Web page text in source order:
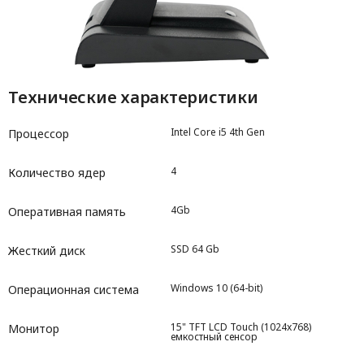
Технические характеристики
Процессор Intel Core i5 4th Gen
Количество ядер 4
Оперативная память 4Gb
Жесткий диск SSD 64 Gb
Операционная система Windows 10 (64-bit)
Монитор 15" TFT LCD Touch (1024x768)
емкостный сенсор